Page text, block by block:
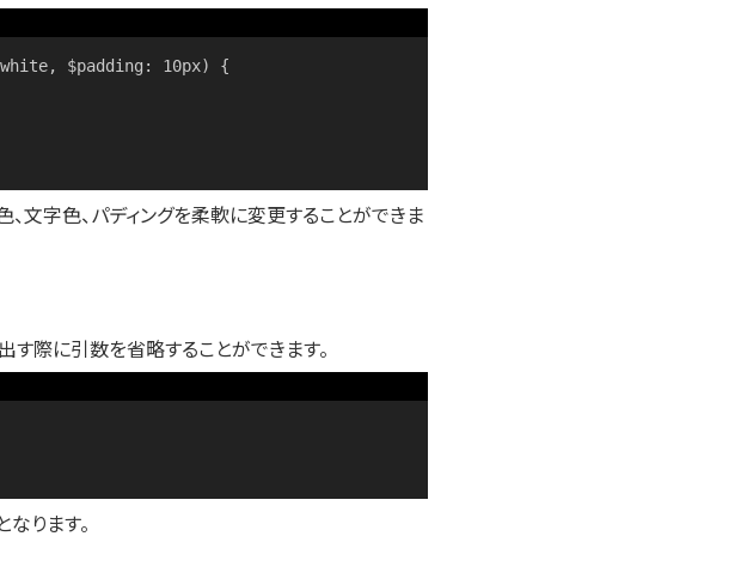
$padding: 10px) {
文字色、パディングを柔軟に変更することができま
す際に引数を省略することができます。
ります。